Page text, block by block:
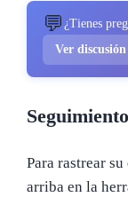
💬 ¿Tienes
Ver
Para rastrear
arriba en la